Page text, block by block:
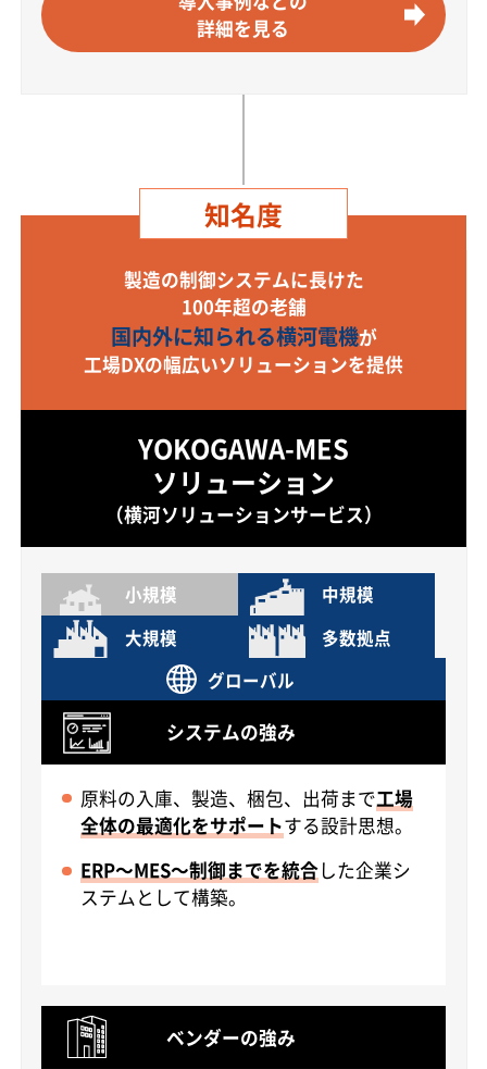
詳細を見る
知名度
製造の制御システムに長けた
100年超の老舗
国内外に知られる横河電機が
工場DXの幅広いソリューションを提供
YOKOGAWA-MES
ソリューション
（横河ソリューションサービス）
小規模
中規模
大規模
多数拠点
グローバル
システムの強み
原料の入庫、製造、梱包、出荷まで工場
全体の最適化をサポートする設計思想。
ERP～MES～制御までを統合した企業シ
ステムとして構築。
ベンダーの強み